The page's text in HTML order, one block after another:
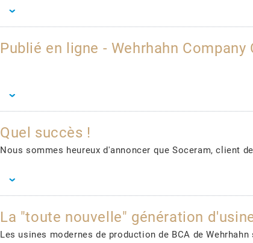
Publié en ligne - Wehrhahn Company
Quel succès !
Nous sommes heureux d'annoncer que Soceram, client
La "toute nouvelle" génération
Les usines modernes de production de BCA de